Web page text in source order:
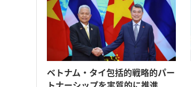
ベトナム・タイ包括的戦略的パー